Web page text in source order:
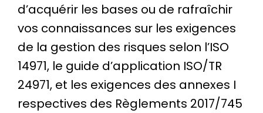
d’acquérir les bases ou de rafraîchir
vos connaissances sur les exigences
de la gestion des risques selon l’ISO
14971, le guide d’application ISO/TR
24971, et les exigences des annexes I
respectives des Règlements 2017/745